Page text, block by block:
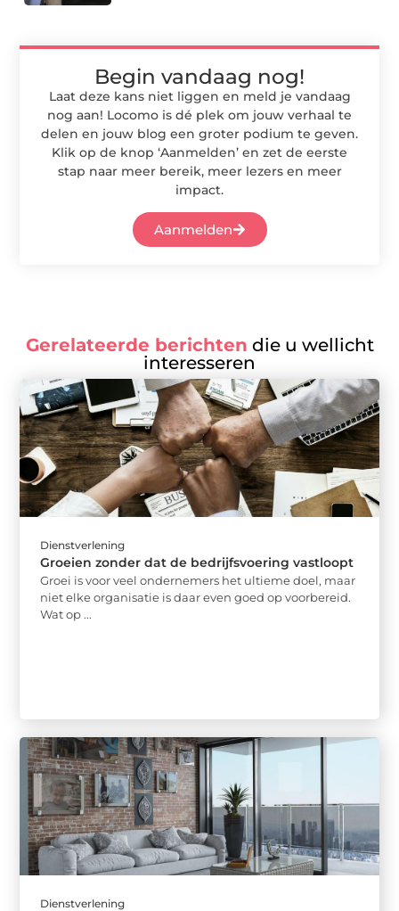
Begin vandaag nog!
Laat deze kans niet liggen en meld je vandaag
nog aan! Locomo is dé plek om jouw verhaal te
delen en jouw blog een groter podium te geven.
Klik op de knop ‘Aanmelden’ en zet de eerste
stap naar meer bereik, meer lezers en meer
impact.
Aanmelden
Gerelateerde berichten die u wellicht
interesseren
Dienstverlening
Groeien zonder dat de bedrijfsvoering vastloopt
Groei is voor veel ondernemers het ultieme doel, maar
niet elke organisatie is daar even goed op voorbereid.
Wat op ...
Dienstverlening